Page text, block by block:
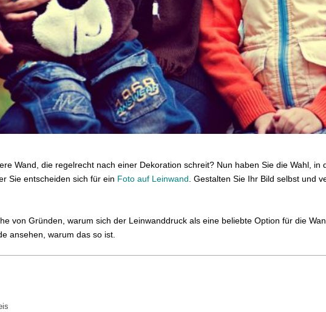
Wand, die regelrecht nach einer Dekoration schreit? Nun haben Sie die Wahl,
Sie entscheiden sich für ein Foto auf Leinwand. Gestalten Sie Ihr Bild selbst und
von Gründen, warum sich der Leinwanddruck als eine beliebte Option für die
ansehen, warum das so ist.